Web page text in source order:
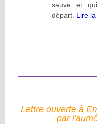
sauve et
départ. Lire
Lettre ouverte à
par